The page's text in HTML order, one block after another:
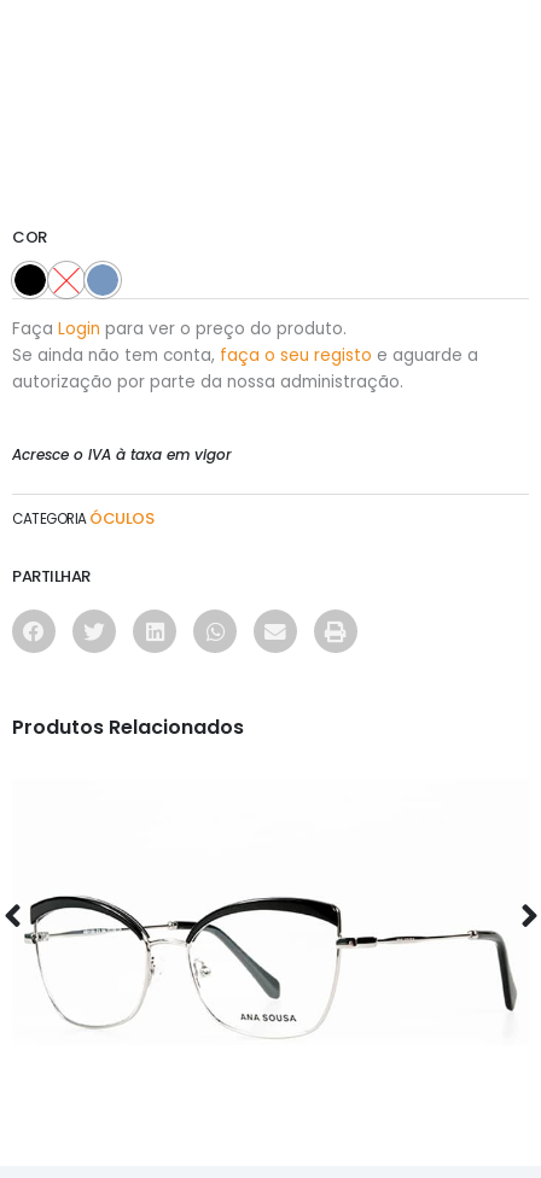
COR
Faça Login para ver o preço do produto.
Se ainda não tem conta, faça o seu registo e aguarde a
autorização por parte da nossa administração.
Acresce o IVA à taxa em vigor
CATEGORIA ÓCULOS
PARTILHAR
Produtos Relacionados
AS1120